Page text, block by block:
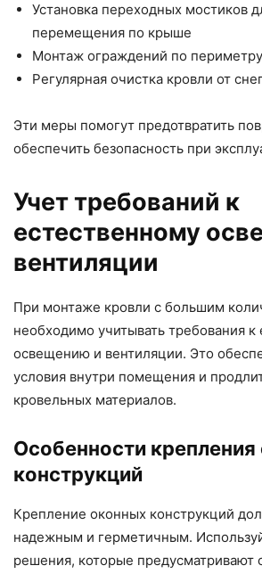
Установка переходных мостиков
перемещения по крыше
Монтаж ограждений по
Регулярная очистка кровли от
Эти меры помогут предотвратить
обеспечить безопасность при
Учет требований к
естественному
вентиляции
При монтаже кровли с большим
необходимо учитывать требования к
освещению и вентиляции. Это
условия внутри помещения и
кровельных материалов.
Особенности
конструкций
Крепление оконных конструкций
надежным и герметичным.
решения, которые предусматривают